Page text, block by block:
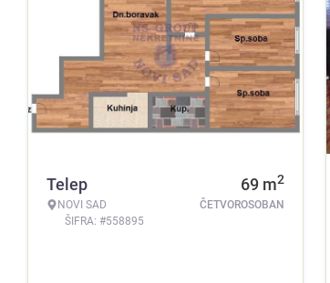
Telep
NOVI SAD
ŠIFRA: #558895
69 m2
ČETVOROSOBAN